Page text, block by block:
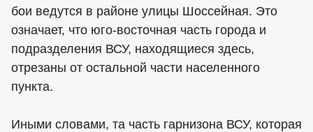
бои ведутся в районе улицы Шоссейная. Это
означает, что юго-восточная часть города и
подразделения ВСУ, находящиеся здесь,
отрезаны от остальной части населенного
пункта.
Иными словами, та часть гарнизона ВСУ, которая